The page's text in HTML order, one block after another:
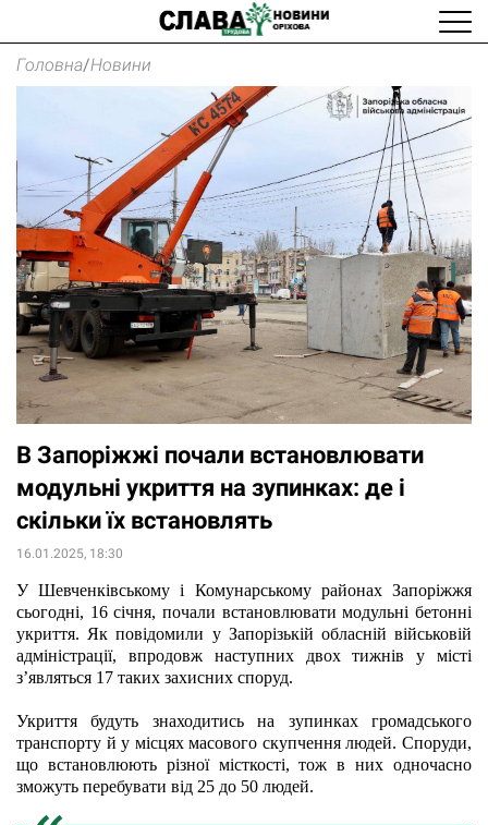
Головна/Новини
В Запоріжжі почали встановлювати
модульні укриття на зупинках: де і
скільки їх встановлять
16.01.2025, 18:30
У Шевченківському і Комунарському районах Запоріжжя
сьогодні, 16 січня, почали встановлювати модульні бетонні
укриття. Як повідомили у Запорізькій обласній військовій
адміністрації, впродовж наступних двох тижнів у місті
з’являться 17 таких захисних споруд.
Укриття будуть знаходитись на зупинках громадського
транспорту й у місцях масового скупчення людей. Споруди,
що встановлюють різної місткості, тож в них одночасно
зможуть перебувати від 25 до 50 людей.